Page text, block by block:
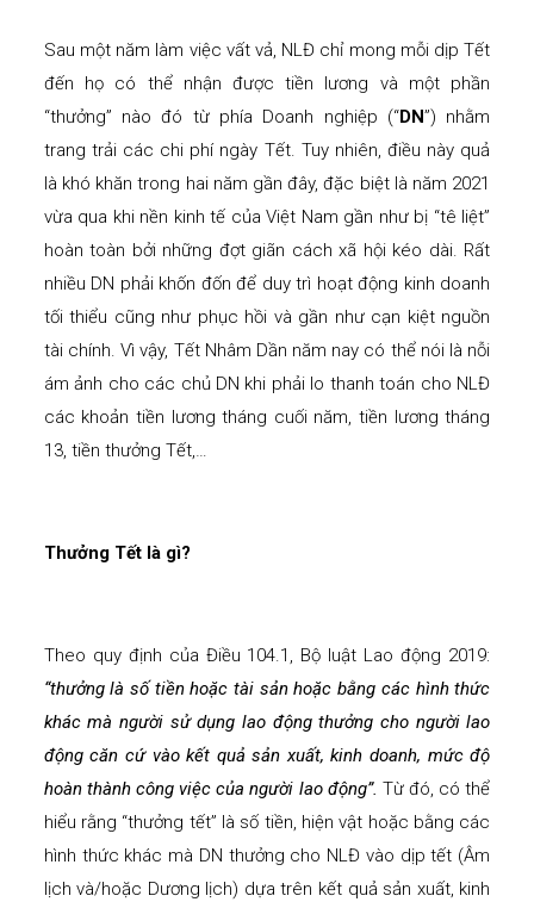
Sau một năm làm việc vất vả, NLĐ chỉ mong mỗi dịp Tết
đến họ có thể nhận được tiền lương và một phần
“thưởng” nào đó từ phía Doanh nghiệp (“DN”) nhằm
trang trải các chi phí ngày Tết. Tuy nhiên, điều này quả
là khó khăn trong hai năm gần đây, đặc biệt là năm 2021
vừa qua khi nền kinh tế của Việt Nam gần như bị “tê liệt”
hoàn toàn bởi những đợt giãn cách xã hội kéo dài. Rất
nhiều DN phải khốn đốn để duy trì hoạt động kinh doanh
tối thiểu cũng như phục hồi và gần như cạn kiệt nguồn
tài chính. Vì vậy, Tết Nhâm Dần năm nay có thể nói là nỗi
ám ảnh cho các chủ DN khi phải lo thanh toán cho NLĐ
các khoản tiền lương tháng cuối năm, tiền lương tháng
13, tiền thưởng Tết,…
Thưởng Tết là gì?
Theo quy định của Điều 104.1, Bộ luật Lao động 2019:
“thưởng là số tiền hoặc tài sản hoặc bằng các hình thức
khác mà người sử dụng lao động thưởng cho người lao
động căn cứ vào kết quả sản xuất, kinh doanh, mức độ
hoàn thành công việc của người lao động”. Từ đó, có thể
hiểu rằng “thưởng tết” là số tiền, hiện vật hoặc bằng các
hình thức khác mà DN thưởng cho NLĐ vào dịp tết (Âm
lịch và/hoặc Dương lịch) dựa trên kết quả sản xuất, kinh